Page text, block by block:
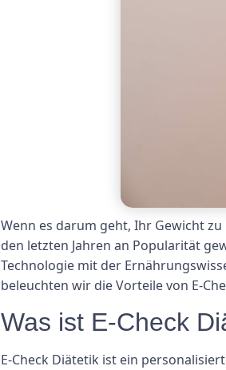
Wenn es darum geht, Ihr Gewicht
den letzten Jahren an Popularität
Technologie mit der
beleuchten wir die Vorteile von E-
Was ist E-Check
E-Check Diätetik ist ein